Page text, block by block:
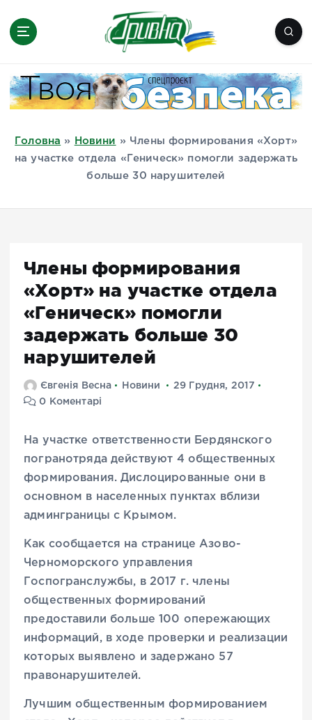
Миколаїв, Одеса, Мелітополь
Головна » Новини » Члены формирования «Хорт»
на участке отдела «Геническ» помогли задержать
больше 30 нарушителей
Члены формирования
«Хорт» на участке отдела
«Геническ» помогли
задержать больше 30
нарушителей
Євгенія Весна Новини
29 Грудня, 2017
0 Коментарі
На участке ответственности Бердянского
погранотряда действуют 4 общественных
формирования. Дислоцированные они в
основном в населенных пунктах вблизи
админграницы с Крымом.
Как сообщается на странице Азово-
Черноморского управления
Госпогранслужбы, в 2017 г. члены
общественных формирований
предоставили больше 100 опережающих
информаций, в ходе проверки и реализации
которых выявлено и задержано 57
правонарушителей.
Лучшим общественным формированием